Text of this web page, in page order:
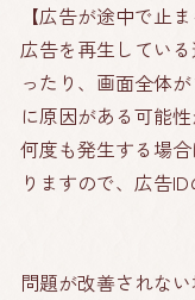
【広告が途中で止
広告を再生してい
ったり、画面全体
に原因がある可能性
何度も発生する場
りますので、広告
問題が改善されな